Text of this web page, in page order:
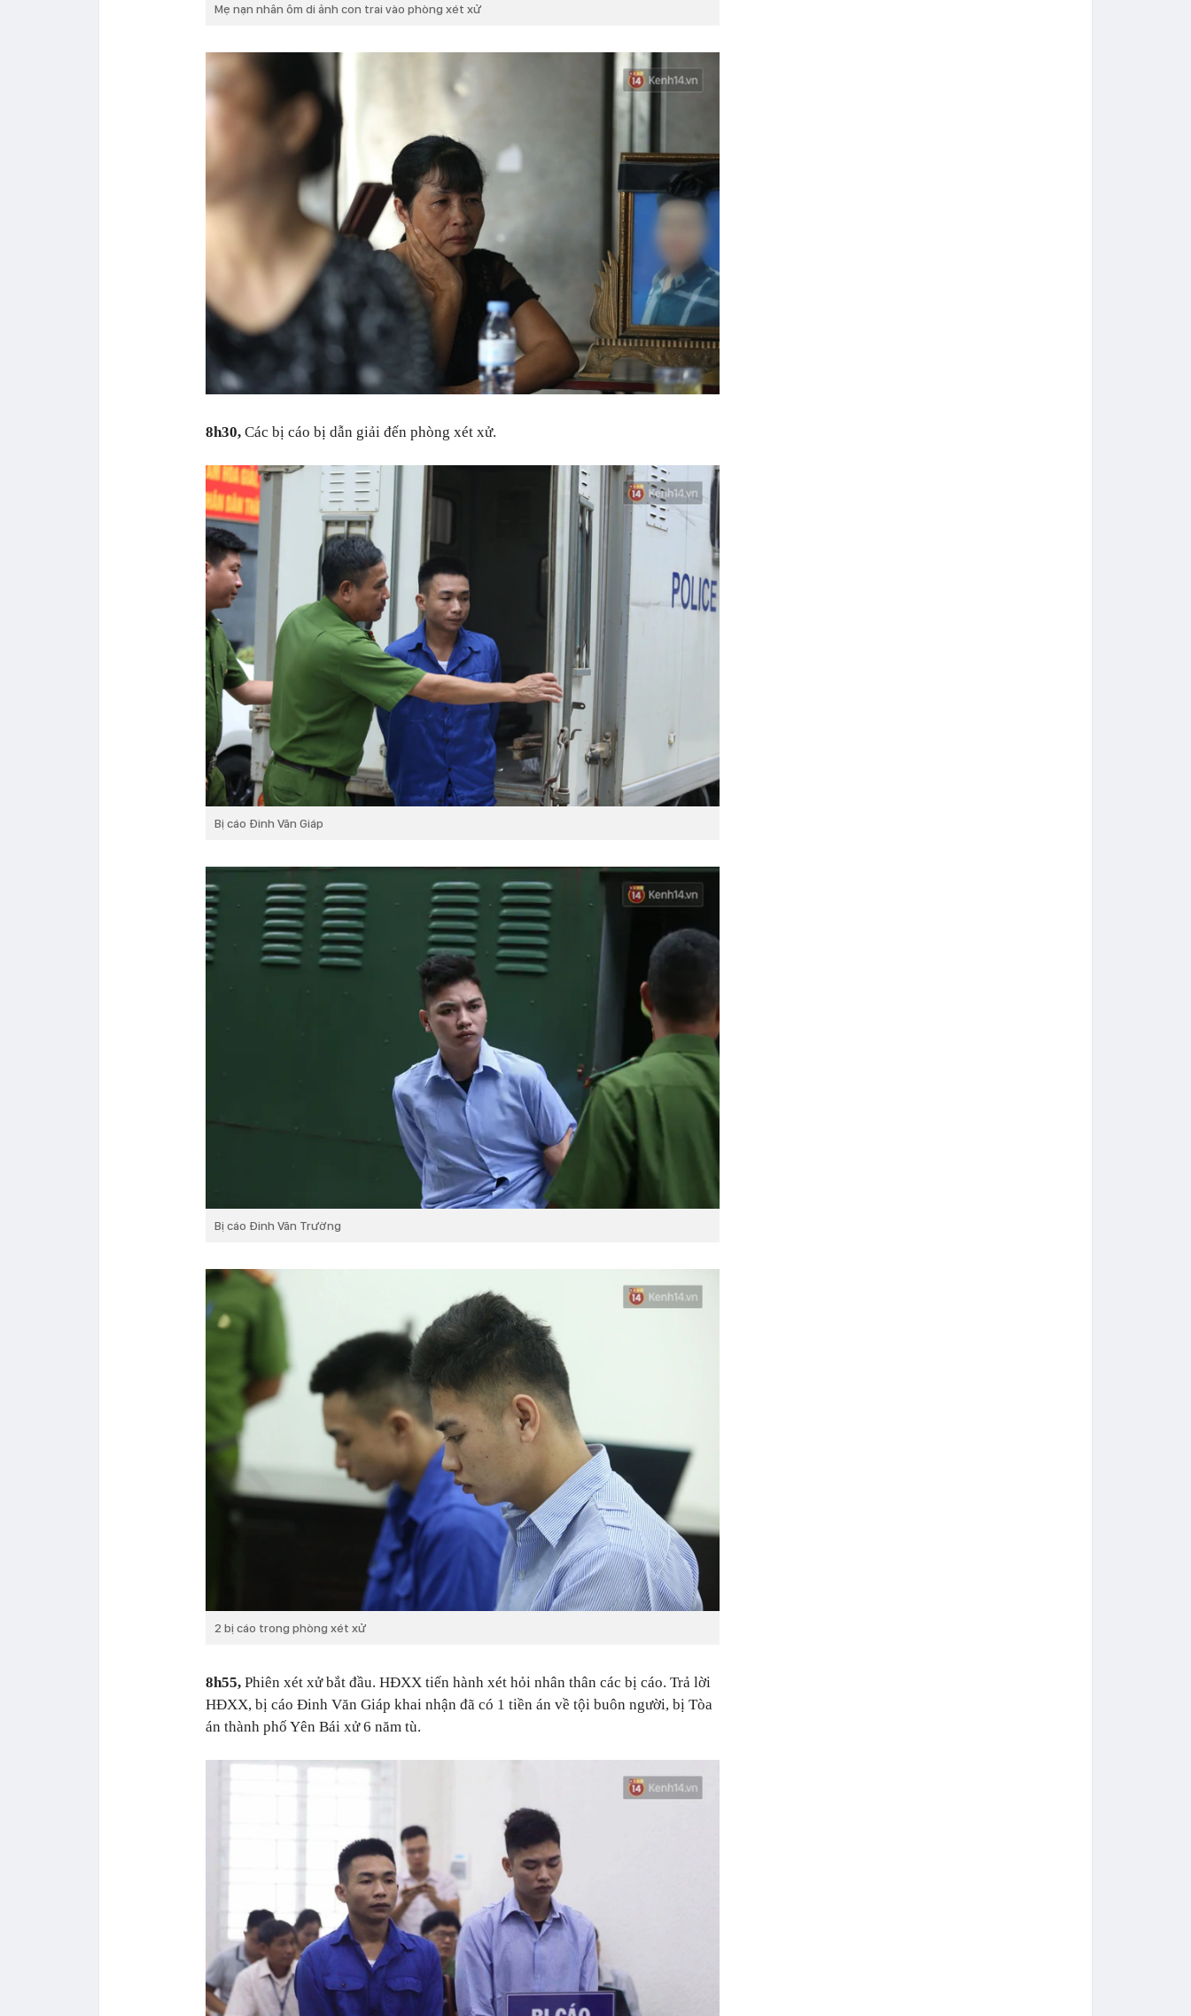
Mẹ nạn nhân ôm di ảnh con trai vào phòng xét xử
8h30, Các bị cáo bị dẫn giải đến phòng xét xử.
Bị cáo Đinh Văn Giáp
Bị cáo Đinh Văn Trường
2 bị cáo trong phòng xét xử
8h55, Phiên xét xử bắt đầu. HĐXX tiến hành xét hỏi nhân thân các bị cáo. Trả lời
HĐXX, bị cáo Đinh Văn Giáp khai nhận đã có 1 tiền án về tội buôn người, bị Tòa
án thành phố Yên Bái xử 6 năm tù.